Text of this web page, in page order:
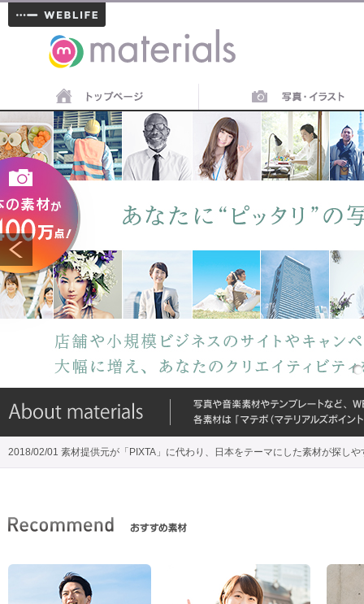
materials
2018/02/01 素材提供元が「PIXTA」に代わり、日本をテーマにした素材が探しや